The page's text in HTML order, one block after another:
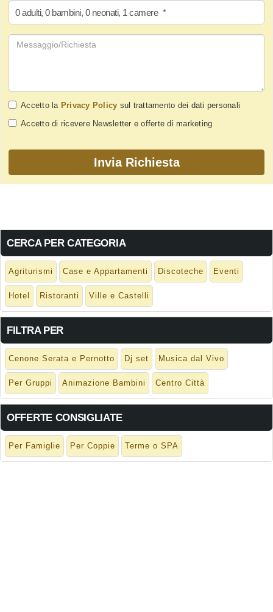
0 adulti, 0 bambini, 0 neonati, 1 camere *
Accetto la Privacy Policy sul trattamento dei dati personali
Accetto di ricevere Newsletter e offerte di marketing
CERCA PER CATEGORIA
Agriturismi Case e Appartamenti Discoteche Eventi
Hotel Ristoranti Ville e Castelli
FILTRA PER
Cenone Serata e Pernotto Dj set Musica dal Vivo
Per Gruppi Animazione Bambini Centro Città
OFFERTE CONSIGLIATE
Per Famiglie Per Coppie Terme o SPA